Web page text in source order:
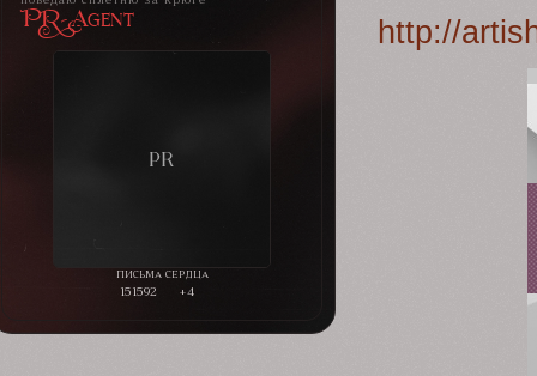
PR-Agent
151592 +4
http://